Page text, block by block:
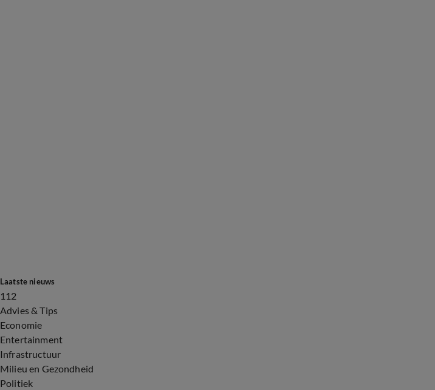
Laatste nieuws
112
Advies & Tips
Economie
Entertainment
Infrastructuur
Milieu en Gezondheid
Politiek